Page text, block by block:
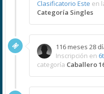
Clasificatorio Este en
Categoría Singles
116 meses 28
Inscripción en
categoría Caballero